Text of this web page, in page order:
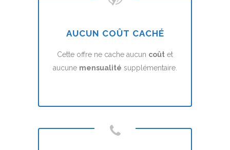
AUCUN COÛT CACHÉ
Cette offre ne cache aucun coût et
aucune mensualité supplémentaire.